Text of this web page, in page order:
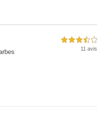
3,5 étoiles sur 5
11 avis